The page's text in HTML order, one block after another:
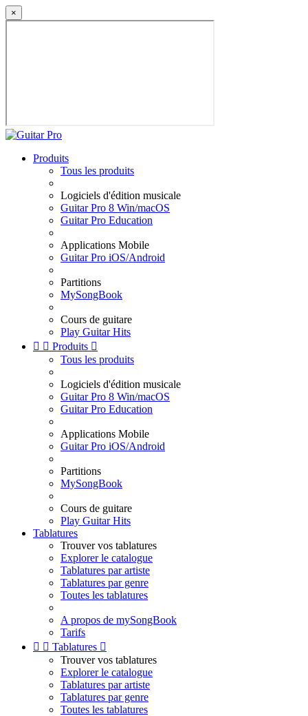
×
Produits
Tous les produits
Logiciels d'édition musicale
Guitar Pro 8 Win/macOS
Guitar Pro Education
Applications Mobile
Guitar Pro iOS/Android
Partitions
MySongBook
Cours de guitare
Play Guitar Hits
  Produits 
Tous les produits
Logiciels d'édition musicale
Guitar Pro 8 Win/macOS
Guitar Pro Education
Applications Mobile
Guitar Pro iOS/Android
Partitions
MySongBook
Cours de guitare
Play Guitar Hits
Tablatures
Trouver vos tablatures
Explorer le catalogue
Tablatures par artiste
Tablatures par genre
Toutes les tablatures
A propos de mySongBook
Tarifs
  Tablatures 
Trouver vos tablatures
Explorer le catalogue
Tablatures par artiste
Tablatures par genre
Toutes les tablatures